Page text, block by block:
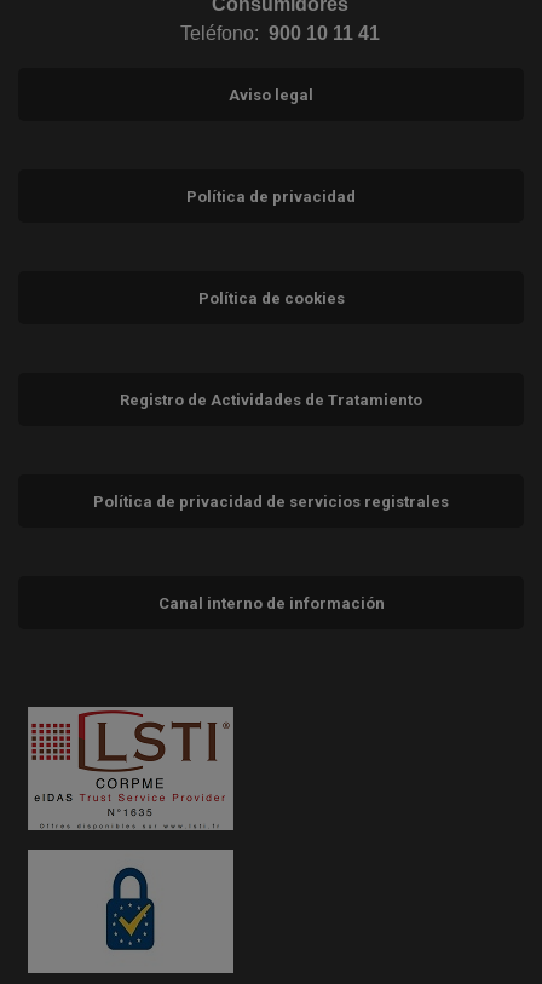
Consumidores
Teléfono: 900 10 11 41
Aviso legal
Política de privacidad
Política de cookies
Registro de Actividades de Tratamiento
Política de privacidad de servicios registrales
Canal interno de información